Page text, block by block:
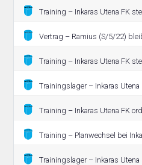
Training – Inkaras Utena FK
Vertrag – Ramius (S/5/22)
Training – Inkaras Utena FK
Trainingslager – Inkaras
Training – Inkaras Utena FK
Training – Planwechsel bei
Trainingslager – Inkaras